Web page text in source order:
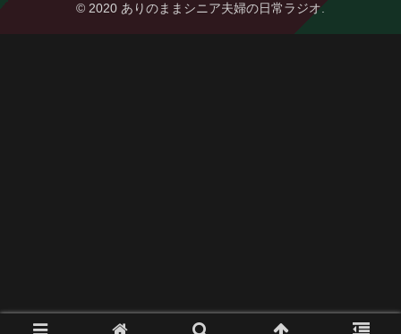
© 2020 ありのままシニア夫婦の日常ラジオ.